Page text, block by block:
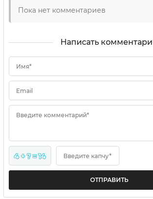
Пока нет комментариев
Написать
Имя*
Email
Введите комментарий*
4 + ? = 14 Введите капчу*
ОТПРАВИТЬ